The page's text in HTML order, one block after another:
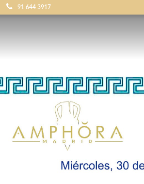
91 644 3917